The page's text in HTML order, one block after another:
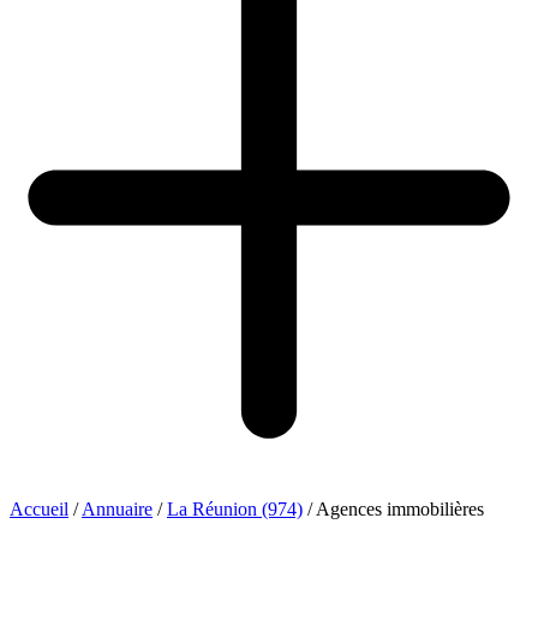
Accueil / Annuaire / La Réunion (974) / Agences immobilières